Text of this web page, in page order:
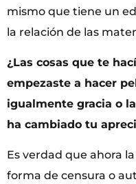
mismo que tiene un
la relación de las
¿Las cosas que te
empezaste a hacer
igualmente gracia o
ha cambiado tu
Es verdad que ahora
forma de censura o